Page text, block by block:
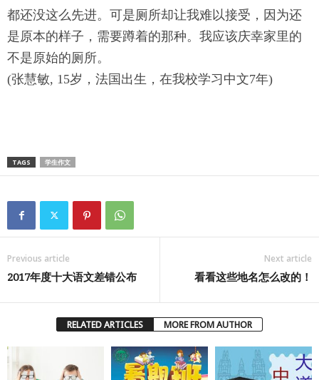
都还没这么先进。可是厕所却让我难以接受， 因为还
是原本的样子，需要蹲着的那种。 我应该庆幸家里的
不是原始的厕所。
(张慧敏, 15岁，法国出生，在我校学习中文7年)
TAGS 学生作文
Previous article
2017年度十大语文差错公布
Next article
看看这些地名怎么改的！
RELATED ARTICLES MORE FROM AUTHOR